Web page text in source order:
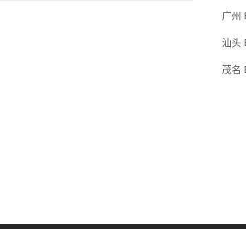
广州
汕头
茂名